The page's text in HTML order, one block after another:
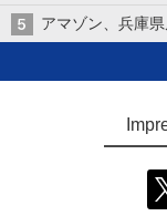
アマゾン、兵庫